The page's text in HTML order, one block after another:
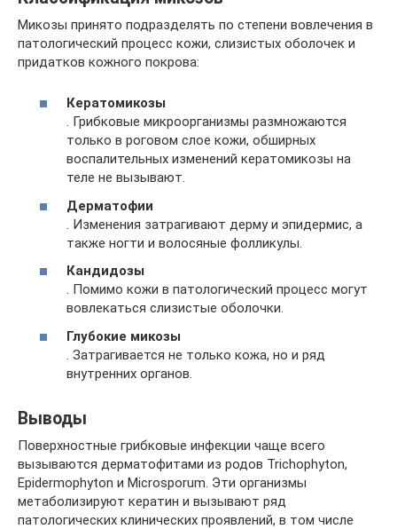
Микозы принято подразделять по степени вовлечения в
патологический процесс кожи, слизистых оболочек и
придатков кожного покрова:
Кератомикозы
. Грибковые микроорганизмы размножаются
только в роговом слое кожи, обширных
воспалительных изменений кератомикозы на
теле не вызывают.
Дерматофии
. Изменения затрагивают дерму и эпидермис, а
также ногти и волосяные фолликулы.
Кандидозы
. Помимо кожи в патологический процесс могут
вовлекаться слизистые оболочки.
Глубокие микозы
. Затрагивается не только кожа, но и ряд
внутренних органов.
Выводы
Поверхностные грибковые инфекции чаще всего
вызываются дерматофитами из родов Trichophyton,
Epidermophyton и Microsporum. Эти организмы
метаболизируют кератин и вызывают ряд
патологических клинических проявлений, в том числе